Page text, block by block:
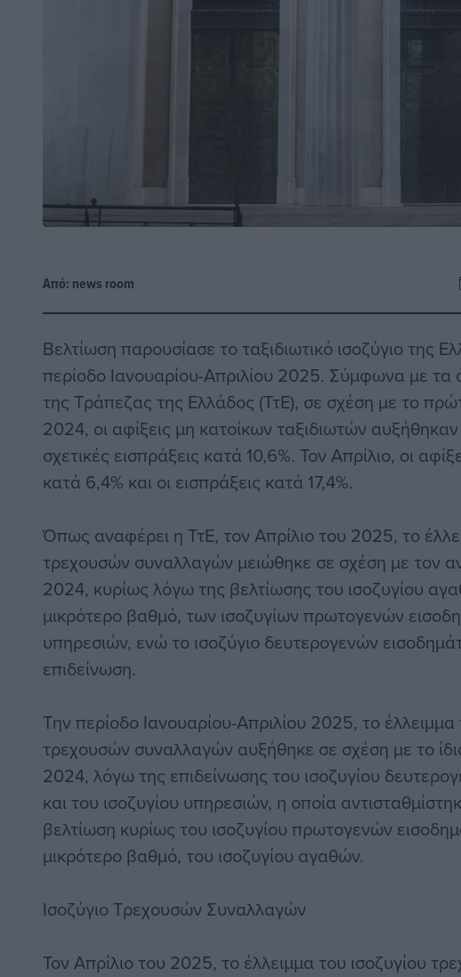
Από: news room
Βελτίωση παρουσίασε το ταξιδιωτικό ισοζύγιο της
περίοδο Ιανουαρίου-Απριλίου 2025. Σύμφωνα με τα
της Τράπεζας της Ελλάδος (ΤτΕ), σε σχέση με το
2024, οι αφίξεις μη κατοίκων ταξιδιωτών
σχετικές εισπράξεις κατά 10,6%. Τον Απρίλιο, οι
κατά 6,4% και οι εισπράξεις κατά 17,4%.
Όπως αναφέρει η ΤτΕ, τον Απρίλιο του 2025, το
τρεχουσών συναλλαγών μειώθηκε σε σχέση με τον
2024, κυρίως λόγω της βελτίωσης του ισοζυγίου
μικρότερο βαθμό, των ισοζυγίων πρωτογενών
υπηρεσιών, ενώ το ισοζύγιο δευτερογενών
επιδείνωση.
Την περίοδο Ιανουαρίου-Απριλίου 2025, το έλλειμμα
τρεχουσών συναλλαγών αυξήθηκε σε σχέση με το
2024, λόγω της επιδείνωσης του ισοζυγίου
και του ισοζυγίου υπηρεσιών, η οποία
βελτίωση κυρίως του ισοζυγίου πρωτογενών
μικρότερο βαθμό, του ισοζυγίου αγαθών.
Ισοζύγιο Τρεχουσών Συναλλαγών
Τον Απρίλιο του 2025, το έλλειμμα του ισοζυγίου